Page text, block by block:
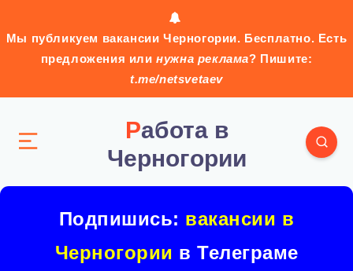
Мы публикуем вакансии Черногории. Бесплатно. Есть
предложения илинужна реклама? Пишите:
t.me/netsvetaev
Работа в
Черногории
Подпишись: вакансии в
Черногории в Телеграме